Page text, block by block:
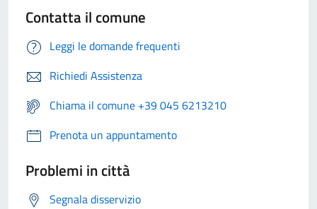
Contatta il comune
Leggi le domande frequenti
Richiedi Assistenza
Chiama il comune +39 045 6213210
Prenota un appuntamento
Problemi in città
Segnala disservizio